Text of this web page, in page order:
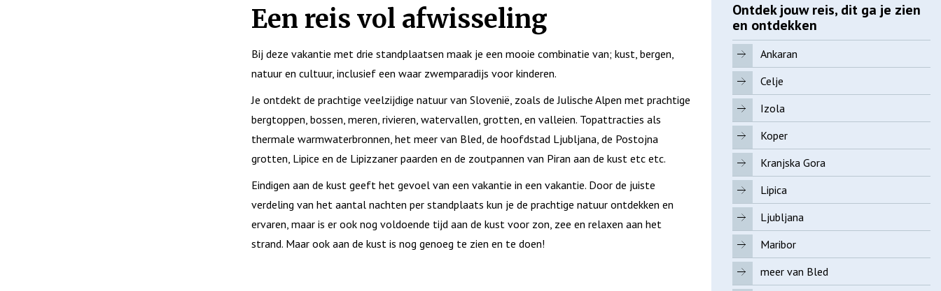
Een reis vol afwisseling
Bij deze vakantie met drie standplaatsen maak je een mooie combinatie van; kust, bergen,
natuur en cultuur, inclusief een waar zwemparadijs voor kinderen.
Je ontdekt de prachtige veelzijdige natuur van Slovenië, zoals de Julische Alpen met prachtige
bergtoppen, bossen, meren, rivieren, watervallen, grotten, en valleien. Topattracties als
thermale warmwaterbronnen, het meer van Bled, de hoofdstad Ljubljana, de Postojna
grotten, Lipice en de Lipizzaner paarden en de zoutpannen van Piran aan de kust etc etc.
Eindigen aan de kust geeft het gevoel van een vakantie in een vakantie. Door de juiste
verdeling van het aantal nachten per standplaats kun je de prachtige natuur ontdekken en
ervaren, maar is er ook nog voldoende tijd aan de kust voor zon, zee en relaxen aan het
strand. Maar ook aan de kust is nog genoeg te zien en te doen!
Ontdek jouw reis, dit ga je zien
en ontdekken
Ankaran
Celje
Izola
Koper
Kranjska Gora
Lipica
Ljubljana
Maribor
meer van Bled